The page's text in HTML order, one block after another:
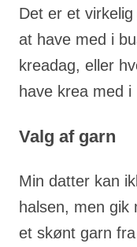
Det er et
at have med i
kreadag, eller
have krea med
Valg af garn
Min datter kan
halsen, men gik
et skønt garn